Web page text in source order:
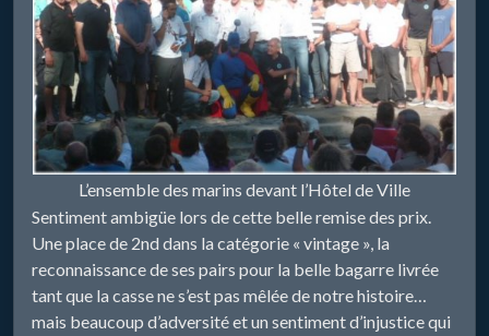
L’ensemble des marins devant l’Hôtel de Ville
Sentiment ambigüe lors de cette belle remise des prix.
Une place de 2nd dans la catégorie « vintage », la
reconnaissance de ses pairs pour la belle bagarre livrée
tant que la casse ne s’est pas mêlée de notre histoire…
mais beaucoup d’adversité et un sentiment d’injustice qui